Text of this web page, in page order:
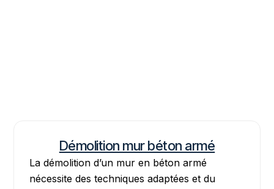
Démolition mur béton armé
La démolition d’un mur en béton armé
nécessite des techniques adaptées et du